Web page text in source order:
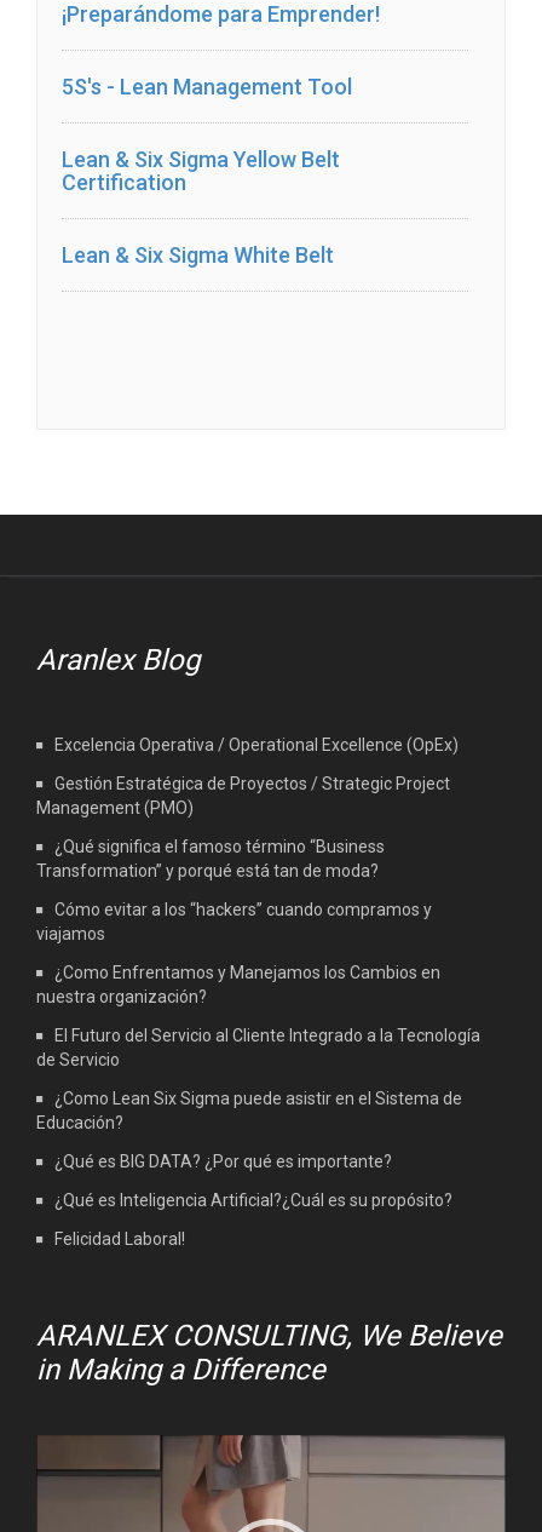
¡Preparándome para Emprender!
5S's - Lean Management Tool
Lean & Six Sigma Yellow Belt
Certification
Lean & Six Sigma White Belt
Aranlex Blog
Excelencia Operativa / Operational Excellence (OpEx)
Gestión Estratégica de Proyectos / Strategic Project
Management (PMO)
¿Qué significa el famoso término “Business
Transformation” y porqué está tan de moda?
Cómo evitar a los “hackers” cuando compramos y
viajamos
¿Como Enfrentamos y Manejamos los Cambios en
nuestra organización?
El Futuro del Servicio al Cliente Integrado a la Tecnología
de Servicio
¿Como Lean Six Sigma puede asistir en el Sistema de
Educación?
¿Qué es BIG DATA? ¿Por qué es importante?
¿Qué es Inteligencia Artificial?¿Cuál es su propósito?
Felicidad Laboral!
ARANLEX CONSULTING, We Believe
in Making a Difference
Player